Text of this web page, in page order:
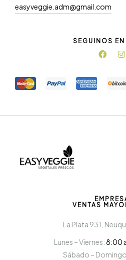
easyveggie.adm@gmail.com
SEGUINOS EN
VENTAS
La Plata 931,
Lunes – Viernes:8:00
Sábado –